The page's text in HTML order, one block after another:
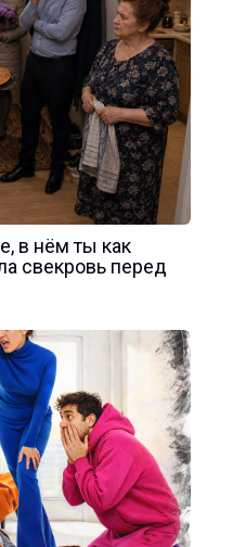
в нём ты как
свекровь перед